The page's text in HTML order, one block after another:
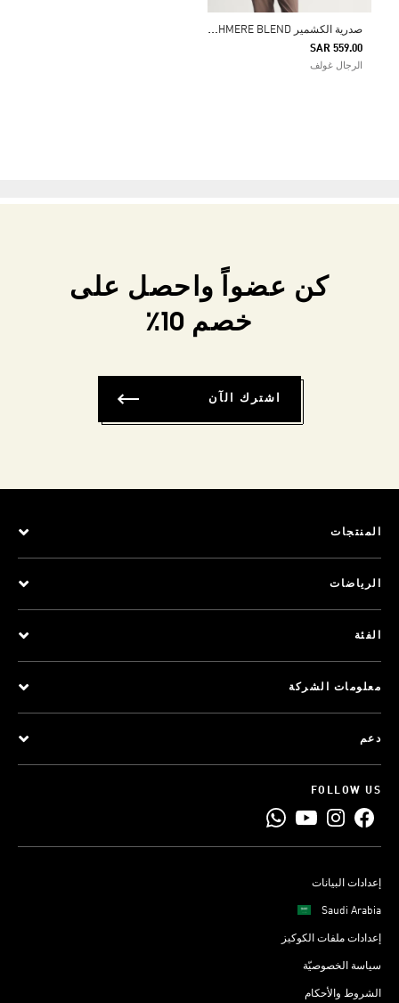
ص
درية الكشمير ORIGINALS CASHMERE BLEND
SAR 559.00
الرجال غولف
كن عضواً واحصل على
خصم 10٪
اشترك الآن
المنتجات
الرياضات
الفئة
معلومات الشركة
دعم
FOLLOW US
إعدادات البيانات
Saudi Arabia
إعدادات ملفات الكوكيز
سياسة الخصوصيّة
الشروط والأحكام